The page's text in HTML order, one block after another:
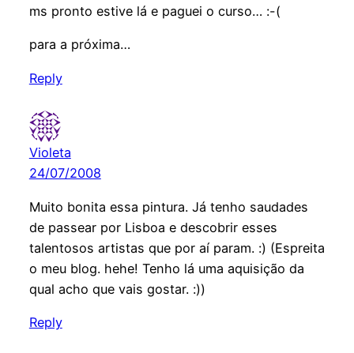
ms pronto estive lá e paguei o curso… :-(
para a próxima…
Reply
Violeta
24/07/2008
Muito bonita essa pintura. Já tenho saudades
de passear por Lisboa e descobrir esses
talentosos artistas que por aí param. :) (Espreita
o meu blog. hehe! Tenho lá uma aquisição da
qual acho que vais gostar. :))
Reply